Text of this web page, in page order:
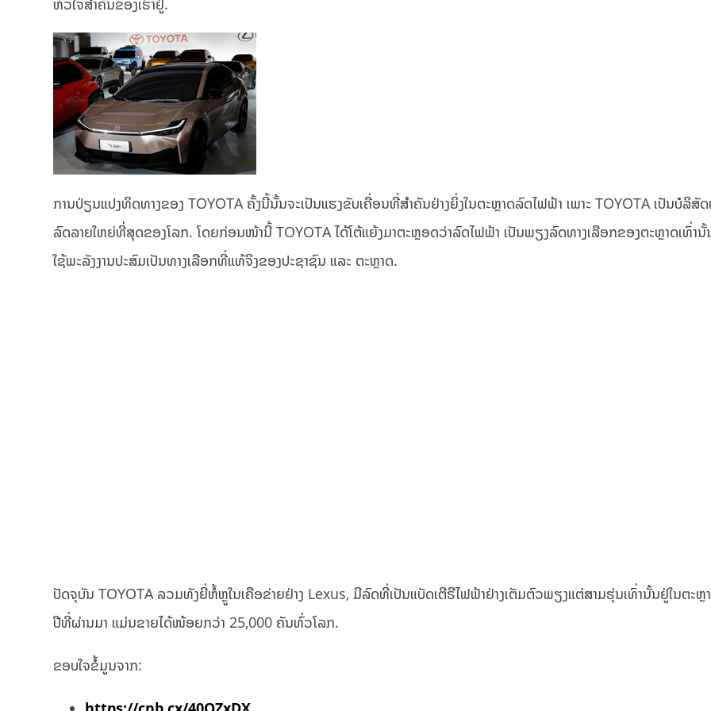
ຫົວໃຈສຳຄັນຂອງເຮົາຢູ່.
ການປ່ຽນແປງທິດທາງຂອງ TOYOTA ຄັ້ງນີ້ນັ້ນຈະເປັນແຮງຂັບເຄື່ອນທີ່ສຳຄັນຢ່າງຍິ່ງໃນຕະຫຼາດລົດໄຟຟ້າ ເພາະ TOYOTA ເປັນບໍລິສັ
ລົດລາຍໃຫຍ່ທີ່ສຸດຂອງໂລກ. ໂດຍກ່ອນໜ້ານີ້ TOYOTA ໄດ້ໂຕ້ແຍ້ງມາຕະຫຼອດວ່າລົດໄຟຟ້າ ເປັນພຽງລົດທາງເລືອກຂອງຕະຫຼາດເທົ່າ
ໃຊ້ພະລັງງານປະສົມເປັນທາງເລືອກທີ່ແທ້ຈິງຂອງປະຊາຊົນ ແລະ ຕະຫຼາດ.
ປັດຈຸບັນ TOYOTA ລວມທັງຍີ່ຫໍ້ຫຼູໃນເຄືອຂ່າຍຢ່າງ Lexus, ມີລົດທີ່ເປັນແບັດເຕີຣີໄຟຟ້າຢ່າງເຕັມຕົວພຽງແຕ່ສາມຮຸ່ນເທົ່ານັ້ນຢູ່ໃນຕະຫຼ
ປີທີ່ຜ່ານມາ ແມ່ນຂາຍໄດ້ໜ້ອຍກວ່າ 25,000 ຄັນທົ່ວໂລກ.
ຂອບໃຈຂໍ້ມູນຈາກ: